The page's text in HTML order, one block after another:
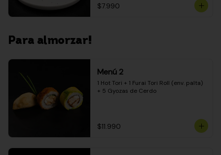
$7.990
Para almorzar!
Menú 2
1 Hot Tori + 1 Furai Tori Roll (env. palta)
+ 5 Gyozas de Cerdo
$11.990